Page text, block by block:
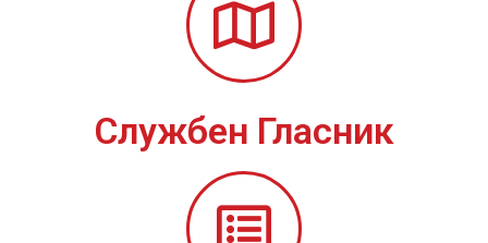
Службен Гласник